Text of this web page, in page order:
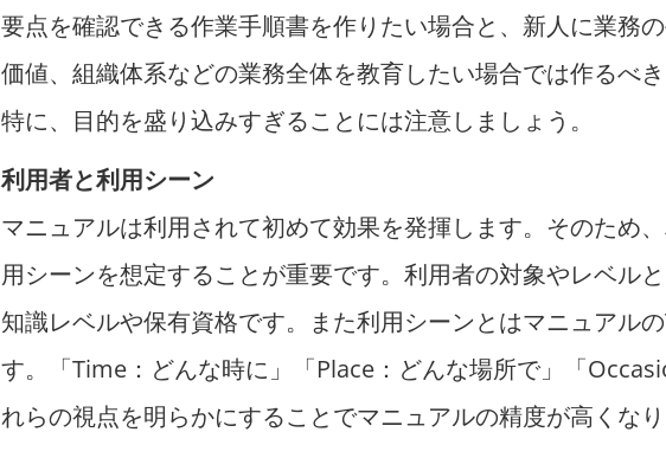
要点を確認できる作業手順書を作りたい場合と、新人に業務
価値、組織体系などの業務全体を教育したい場合では作るべ
特に、目的を盛り込みすぎることには注意しましょう。
利用者と利用シーン
マニュアルは利用されて初めて効果を発揮します。そのため
用シーンを想定することが重要です。利用者の対象やレベル
知識レベルや保有資格です。また利用シーンとはマニュアル
す。「Time：どんな時に」「Place：どんな場所で」「
れらの視点を明らかにすることでマニュアルの精度が高くなり